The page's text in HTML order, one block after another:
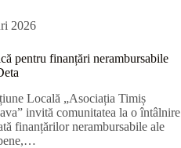
2026
pentru finanțări nerambursabile
Locală „Asociația Timiș
invită comunitatea la o întâlnire
finanțărilor nerambursabile ale